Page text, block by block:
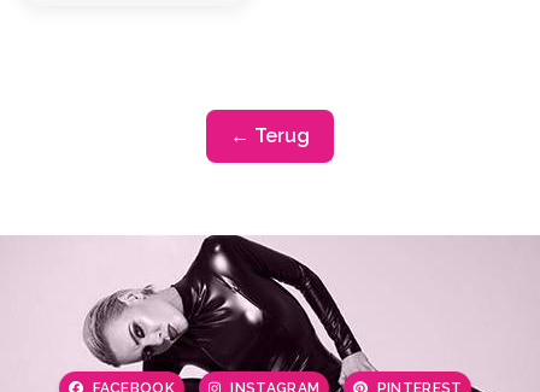
← Terug
FACEBOOK INSTAGRAM PINTEREST